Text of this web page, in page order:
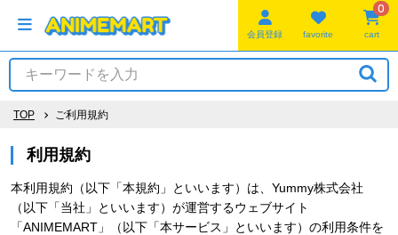
会員登録 favorite
0
cart
TOP ご利用規約
利用規約
本利用規約（以下「本規約」といいます）は、Yummy株式会社
（以下「当社」といいます）が運営するウェブサイト
「ANIMEMART」（以下「本サービス」といいます）の利用条件を